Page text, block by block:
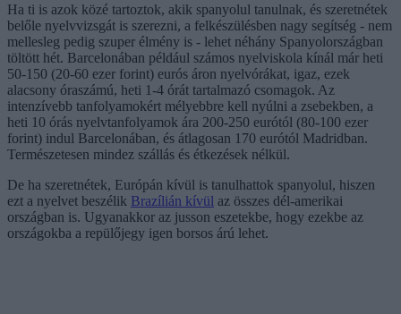
Ha ti is azok közé tartoztok, akik spanyolul tanulnak, és szeretnétek
belőle nyelvvizsgát is szerezni, a felkészülésben nagy segítség - nem
mellesleg pedig szuper élmény is - lehet néhány Spanyolországban
töltött hét. Barcelonában például számos nyelviskola kínál már heti
50-150 (20-60 ezer forint) eurós áron nyelvórákat, igaz, ezek
alacsony óraszámú, heti 1-4 órát tartalmazó csomagok. Az
intenzívebb tanfolyamokért mélyebbre kell nyúlni a zsebekben, a
heti 10 órás nyelvtanfolyamok ára 200-250 eurótól (80-100 ezer
forint) indul Barcelonában, és átlagosan 170 eurótól Madridban.
Természetesen mindez szállás és étkezések nélkül.
De ha szeretnétek, Európán kívül is tanulhattok spanyolul, hiszen
ezt a nyelvet beszélik Brazílián kívül az összes dél-amerikai
országban is. Ugyanakkor az jusson eszetekbe, hogy ezekbe az
országokba a repülőjegy igen borsos árú lehet.